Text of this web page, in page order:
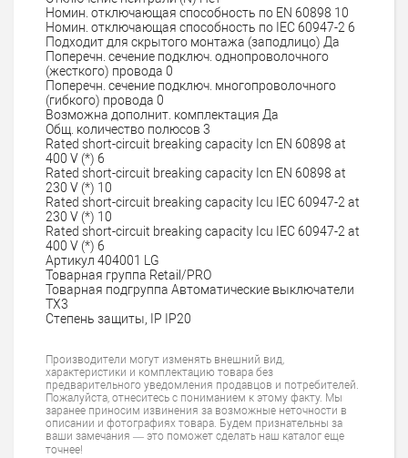
Номин. отключающая способность по EN 60898 10
Номин. отключающая способность по IEC 60947-2 6
Подходит для скрытого монтажа (заподлицо) Да
Поперечн. сечение подключ. однопроволочного
(жесткого) провода 0
Поперечн. сечение подключ. многопроволочного
(гибкого) провода 0
Возможна дополнит. комплектация Да
Общ. количество полюсов 3
Rated short-circuit breaking capacity Icn EN 60898 at
400 V (*) 6
Rated short-circuit breaking capacity Icn EN 60898 at
230 V (*) 10
Rated short-circuit breaking capacity Icu IEC 60947-2 at
230 V (*) 10
Rated short-circuit breaking capacity Icu IEC 60947-2 at
400 V (*) 6
Артикул 404001 LG
Товарная группа Retail/PRO
Товарная подгруппа Автоматические выключатели
TX3
Стeпень зaщиты, IP
IP20
Производители могут изменять внешний вид,
характеристики и комплектацию товара без
предварительного уведомления продавцов и потребителей.
Пожалуйста, отнеситесь с пониманием к этому факту. Мы
заранее приносим извинения за возможные неточности в
описании и фотографиях товара. Будем признательны за
ваши замечания — это поможет сделать наш каталог еще
точнее!